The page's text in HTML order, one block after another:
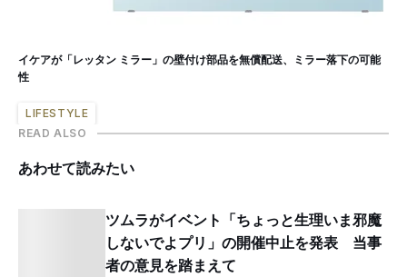
イケアが「レッタン ミラー」の壁付け部品を無償配送、ミラー落下の可能
性
LIFESTYLE
READ ALSO
あわせて読みたい
ツムラがイベント「ちょっと生理いま邪魔
しないでよプリ」の開催中止を発表 当事
者の意見を踏まえて